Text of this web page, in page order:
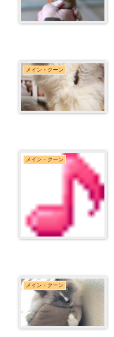
メイン・クーン
メイン・クーン
メイン・クーン